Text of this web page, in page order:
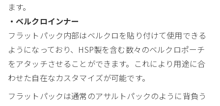
ます。
・ベルクロインナー
フラットパック内部はベルクロを貼り付けて使用できる
ようになっており、HSP製を含む数々のベルクロポーチ
をアタッチさせることができます。これにより用途に合
わせた自在なカスタマイズが可能です。
フラットパックは通常のアサルトパックのように背負う